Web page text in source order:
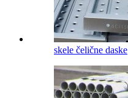
skele čelične daske